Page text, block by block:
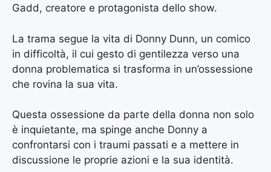
Gadd, creatore e protagonista dello show.
La trama segue la vita di Donny Dunn, un comico
in difficoltà, il cui gesto di gentilezza verso una
donna problematica si trasforma in un’ossessione
che rovina la sua vita.
Questa ossessione da parte della donna non solo
è inquietante, ma spinge anche Donny a
confrontarsi con i traumi passati e a mettere in
discussione le proprie azioni e la sua identità.